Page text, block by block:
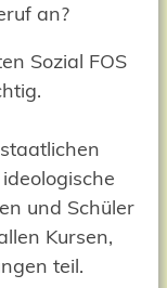
an?
Sozial FOS
und Schüler
Kursen,
teil.